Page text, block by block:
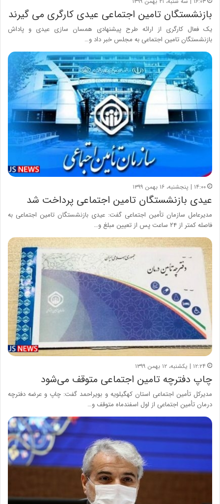
بازنشستگان تامین اجتماعی عیدی کارگری می گیرند
یک فعال کارگری از ارائه طرح پیشنهادی همسان سازی عیدی و پاداش
بازنشستگان تامین اجتماعی به مجلس خبر داد و…
۱۴:۰۰ | پنجشنبه، ۱۶ بهمن ۱۳۹۹
عیدی بازنشستگان تامین اجتماعی پرداخت شد
مدیرعامل سازمان تأمین اجتماعی گفت: عیدی بازنشستگان تامین اجتماعی به
فاصله کمتر از ۲۴ ساعت پس از تعیین مبلغ و…
۱۲:۲۴ | یکشنبه، ۱۲ بهمن ۱۳۹۹
چاپ دفترچه تامین اجتماعی متوقف می‌شود
مدیرکل تأمین اجتماعی استان کهگیلویه و بویراحمد گفت: چاپ و عرضه دفترچه
درمان تأمین اجتماعی از اول اسفندماه متوقف و…